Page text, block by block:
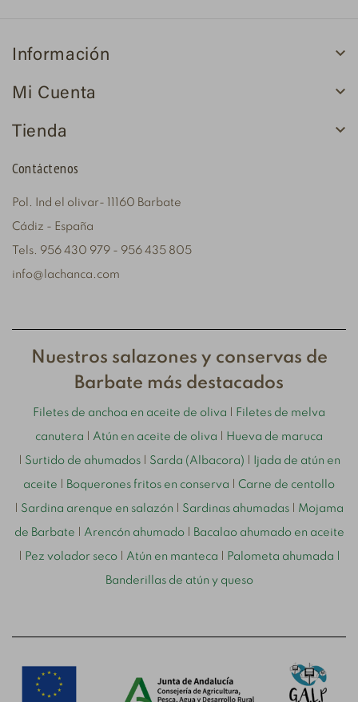
Información 
Mi Cuenta 
Tienda 
Contáctenos
Pol. Ind el olivar- 11160 Barbate
Cádiz - España
Tels. 956 430 979 - 956 435 805
info@lachanca.com
Nuestros salazones y conservas de
Barbate más destacados
Filetes de anchoa en aceite de oliva Filetes de melva
canutera Atún en aceite de oliva Hueva de maruca
Surtido de ahumados| Sarda (Albacora) Ijada de atún en
aceite Boquerones fritos en conserva Carne de centollo
Sardina arenque en salazón Sardinas ahumadas Mojama
de Barbate Arencón ahumado| Bacalao ahumado en aceite
Pez volador seco| Atún en manteca Palometa ahumada
Banderillas de atún y queso